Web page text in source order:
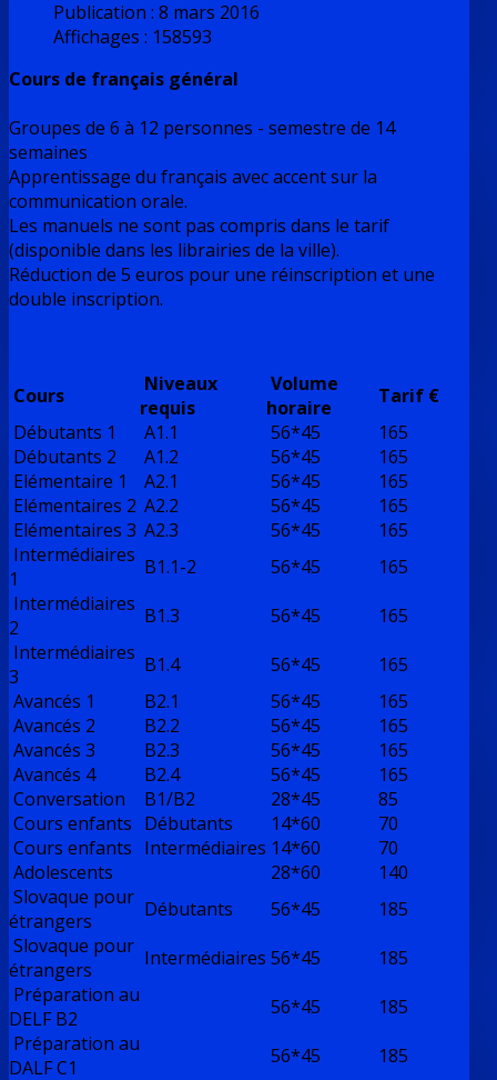
Publication : 8 mars 2016
Affichages : 158593
Cours de français général
Groupes de 6 à 12 personnes - semestre de 14
semaines
Apprentissage du français avec accent sur la
communication orale.
Les manuels ne sont pas compris dans le tarif
(disponible dans les librairies de la ville).
Réduction de 5 euros pour une réinscription et une
double inscription.
Cours
Niveaux
requis
Volume
horaire
Tarif €
Débutants 1
A1.1 56*45
165
Débutants 2
A1.2 56*45
165
Elémentaire 1
A2.1 56*45
165
Elémentaires 2 A2.2 56*45
165
Elémentaires 3 A2.3 56*45
165
Intermédiaires
1
B1.1-2 56*45
165
Intermédiaires
2
B1.3 56*45
165
Intermédiaires
3
B1.4 56*45
165
Avancés 1
B2.1 56*45
165
Avancés 2
B2.2 56*45
165
Avancés 3
B2.3 56*45
165
Avancés 4
B2.4 56*45
165
Conversation
B1/B2 28*45
85
Cours enfants Débutants 14*60
70
Cours enfants Intermédiaires 14*60
70
Adolescents
28*60
140
Slovaque pour
étrangers
Débutants 56*45
185
Slovaque pour
étrangers
Intermédiaires 56*45
185
Préparation au
DELF B2
56*45
185
Préparation au
DALF C1
56*45 185